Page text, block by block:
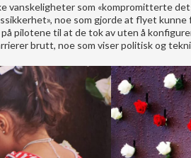
vanskeligheter som «kompromitterte
noe som gjorde at flyet
pilotene til at de tok av uten å
brutt, noe som viser politisk og